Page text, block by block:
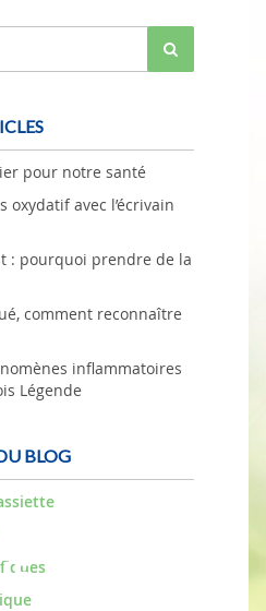
pour notre santé
oxydatif avec l’écrivain
: pourquoi prendre de la
comment reconnaître
inflammatoires
Légende
BLOG